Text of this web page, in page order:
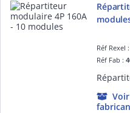
Réf Rexel :
Réf Fab :